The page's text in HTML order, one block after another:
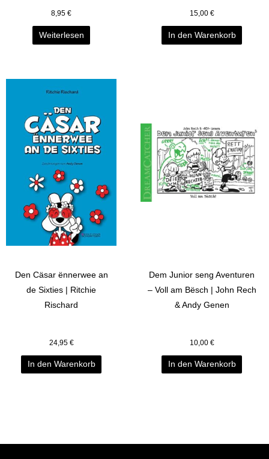
8,95 €
Weiterlesen
15,00 €
In den Warenkorb
Den Cäsar ënnerwee an
de Sixties | Ritchie
Rischard
24,95 €
In den Warenkorb
Dem Junior seng Aventuren
– Voll am Bësch | John Rech
& Andy Genen
10,00 €
In den Warenkorb